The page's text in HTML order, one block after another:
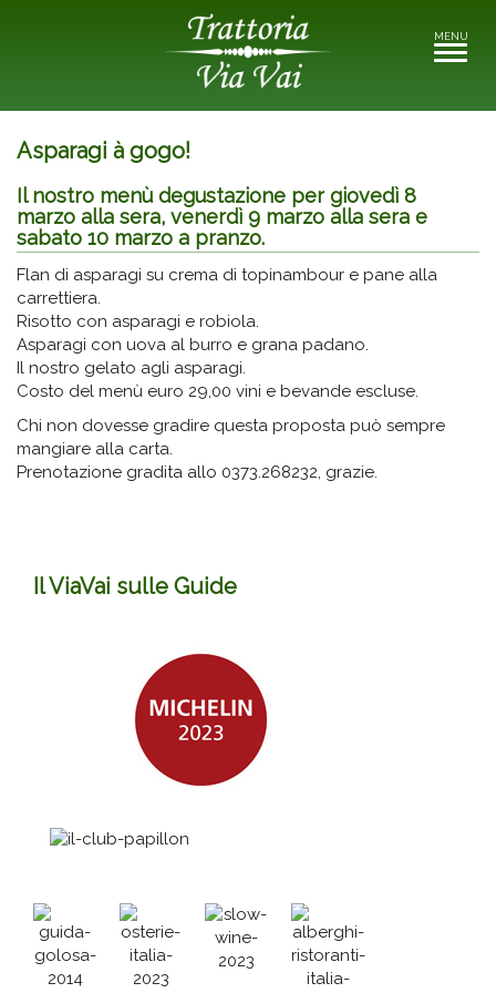
MENU
Toggle
Asparagi à gogo!
Il nostro menù degustazione per giovedì 8
marzo alla sera, venerdì 9 marzo alla sera e
sabato 10 marzo a pranzo.
Flan di asparagi su crema di topinambour e pane alla
carrettiera.
Risotto con asparagi e robiola.
Asparagi con uova al burro e grana padano.
Il nostro gelato agli asparagi.
Costo del menù euro 29,00 vini e bevande escluse.
Chi non dovesse gradire questa proposta può sempre
mangiare alla carta.
Prenotazione gradita allo 0373.268232, grazie.
Il ViaVai sulle Guide